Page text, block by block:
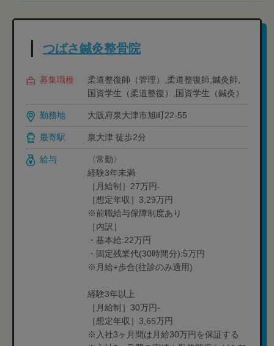
つばさ鍼灸整骨院
募集職種
柔道整復師（管理）,柔道整復師,鍼灸師,
国資学生（柔道整復）,国資学生（鍼灸）
勤務地 大阪府泉大津市旭町22-55
最寄駅 泉大津 徒歩2分
給与
〈常勤〉
経験3年未満
［月給制］27万円-
［想定年収］3,29万円
※前職給与保障制度あり
［内訳］
・基本給:22万円
・固定残業代(30時間分):5万円
※月給+歩合(往診のみ適用)
経験3年以上
［月給制］30万円-
［想定年収］3,65万円
※入社3ヶ月間は月給30万円を保証する